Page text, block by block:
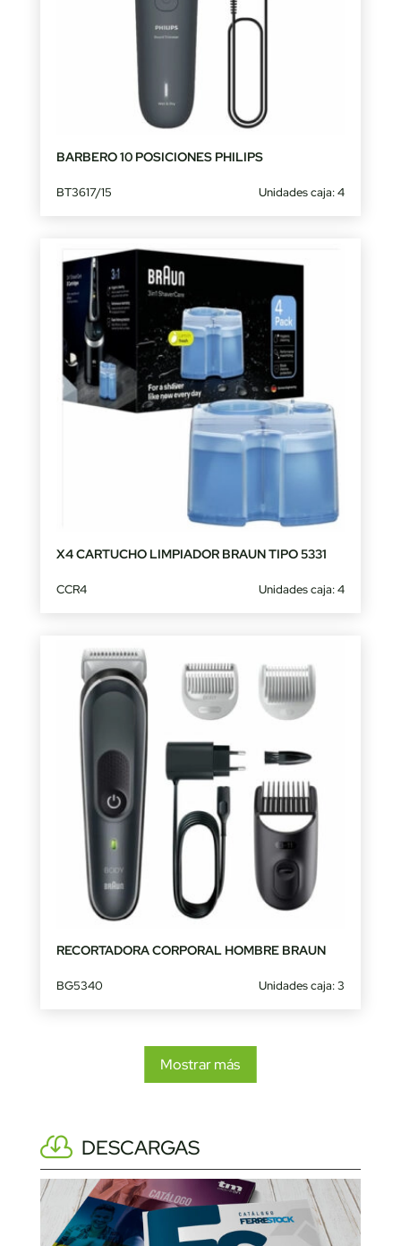
BARBERO 10 POSICIONES PHILIPS
BT3617/15 Unidades caja: 4
X4 CARTUCHO LIMPIADOR BRAUN TIPO 5331
CCR4 Unidades caja: 4
RECORTADORA CORPORAL HOMBRE BRAUN
BG5340 Unidades caja: 3
Mostrar más
DESCARGAS